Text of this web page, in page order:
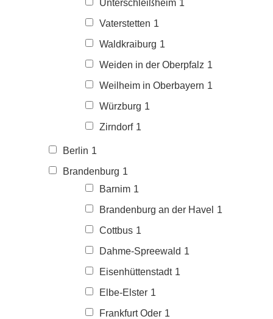
Unterschleißheim 1
Vaterstetten 1
Waldkraiburg 1
Weiden in der Oberpfalz 1
Weilheim in Oberbayern 1
Würzburg 1
Zirndorf 1
Berlin 1
Brandenburg 1
Barnim 1
Brandenburg an der Havel 1
Cottbus 1
Dahme-Spreewald 1
Eisenhüttenstadt 1
Elbe-Elster 1
Frankfurt Oder 1